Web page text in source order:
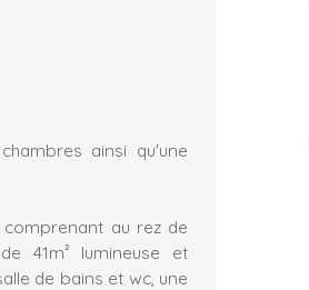
ainsi qu'une
au rez de
41m² lumineuse et
de bains et wc, une